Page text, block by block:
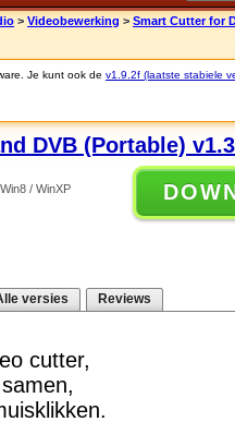
> Videobewerking > Smart Cutter for
Je kunt ook de v1.9.2f (laatste stabiele
DVB (Portable)
/ WinXP
versies Reviews
cutter,